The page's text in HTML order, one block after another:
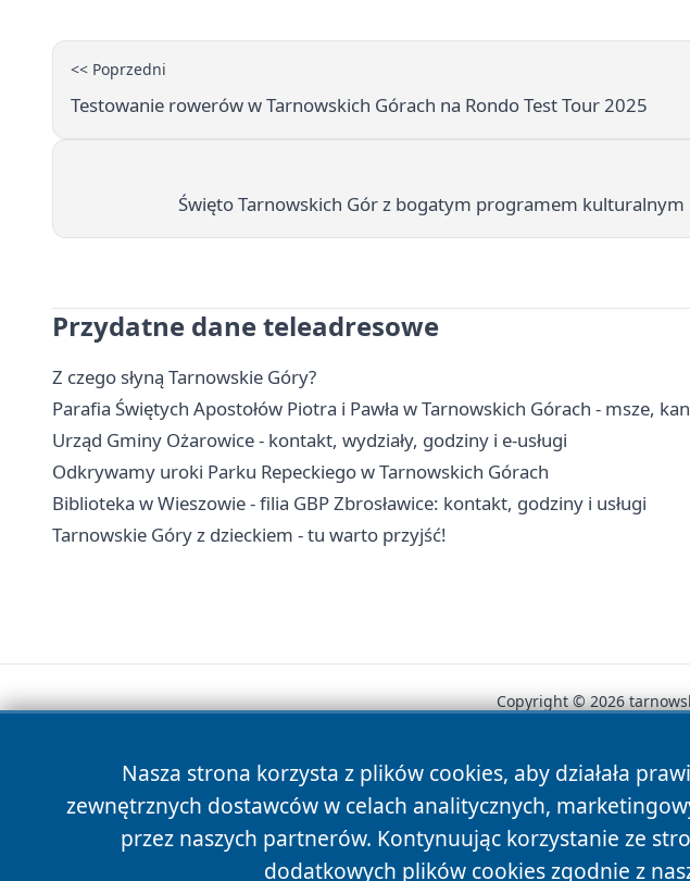
<< Poprzedni
Testowanie rowerów w Tarnowskich Górach na Rondo Test Tour 2025
Święto Tarnowskich Gór z bogatym programem
Przydatne dane teleadresowe
Z czego słyną Tarnowskie Góry?
Parafia Świętych Apostołów Piotra i Pawła w Tarnowskich Górach - msze,
Urząd Gminy Ożarowice - kontakt, wydziały, godziny i e-usługi
Odkrywamy uroki Parku Repeckiego w Tarnowskich Górach
Biblioteka w Wieszowie - filia GBP Zbrosławice: kontakt, godziny i usługi
Tarnowskie Góry z dzieckiem - tu warto przyjść!
Nasza strona korzysta z plików cookies, aby działała
zewnętrznych dostawców w celach analitycznych,
przez naszych partnerów. Kontynuując korzystanie ze
dodatkowych plików cookies zgodnie z
Copyright © 2026
News Autorzy